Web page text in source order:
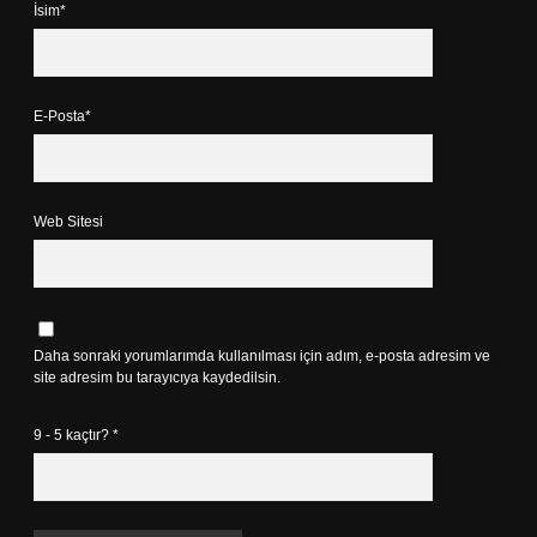
İsim*
E-Posta*
Web Sitesi
Daha sonraki yorumlarımda kullanılması için adım, e-posta adresim ve
site adresim bu tarayıcıya kaydedilsin.
9 - 5 kaçtır? *